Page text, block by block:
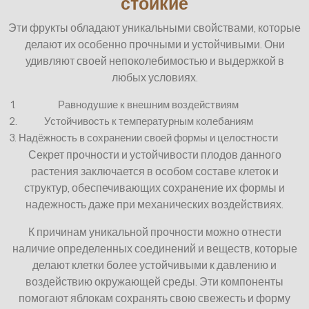
Эти фрукты обладают уникальными свойствами, которые
делают их особенно прочными и устойчивыми. Они
удивляют своей непоколебимостью и выдержкой в
любых условиях.
1.
Равнодушие к внешним воздействиям
2.
Устойчивость к температурным колебаниям
3. Надёжность в сохранении своей формы и целостности
Секрет прочности и устойчивости плодов данного
растения заключается в особом составе клеток и
структур, обеспечивающих сохранение их формы и
надежность даже при механических воздействиях.
К причинам уникальной прочности можно отнести
наличие определенных соединений и веществ, которые
делают клетки более устойчивыми к давлению и
воздействию окружающей среды. Эти компоненты
помогают яблокам сохранять свою свежесть и форму